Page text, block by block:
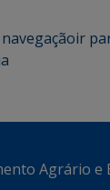
ir
Agrário e